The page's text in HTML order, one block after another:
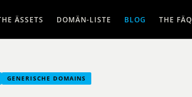
ÄSSETS DOMÄN-LISTE BLOG THE FÄQ
GENERISCHE DOMAINS